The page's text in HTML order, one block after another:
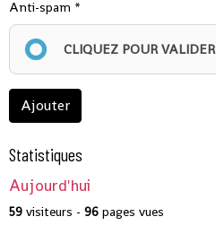
Anti-spam
CLIQUEZ POUR VALIDER
Ajouter
Statistiques
Aujourd'hui
59 visiteurs - 96 pages vues